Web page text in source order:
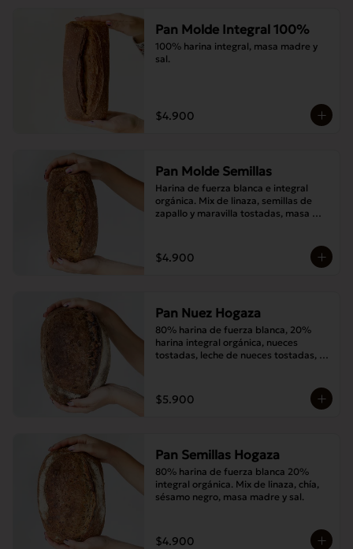
Pan Molde Integral 100%
100% harina integral, masa madre y
sal.
$4.900
Pan Molde Semillas
Harina de fuerza blanca e integral
orgánica. Mix de linaza, semillas de
zapallo y maravilla tostadas, masa
$4.900
Pan Nuez Hogaza
80% harina de fuerza blanca, 20%
harina integral orgánica, nueces
tostadas, leche de nueces tostadas,
$5.900
Pan Semillas Hogaza
80% harina de fuerza blanca 20%
integral orgánica. Mix de linaza, chía,
sésamo negro, masa madre y sal.
$4.900